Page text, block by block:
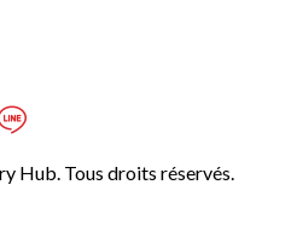
Hub. Tous droits réservés.